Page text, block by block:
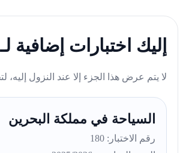
إليك اختبارات
لا يتم عرض هذا الجزء إلا عند النزول
السياحة في مملكة البحرين
رقم الاختبار: 180